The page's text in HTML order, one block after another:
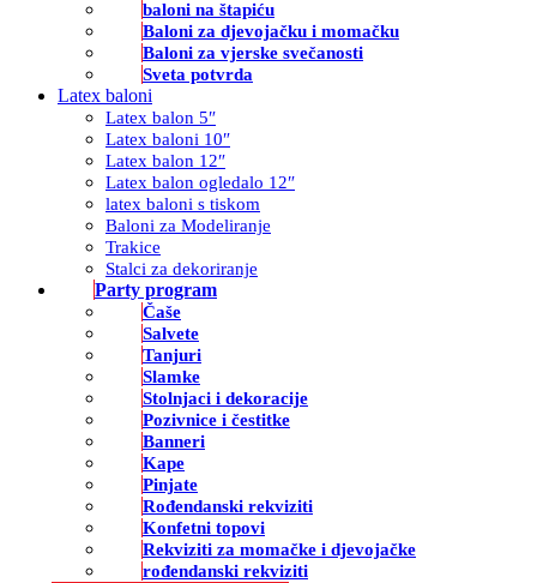
baloni na štapiću
Baloni za djevojačku i momačku
Baloni za vjerske svečanosti
Sveta potvrda
Latex baloni
Latex balon 5″
Latex baloni 10″
Latex balon 12″
Latex balon ogledalo 12″
latex baloni s tiskom
Baloni za Modeliranje
Trakice
Stalci za dekoriranje
Party program
Čaše
Salvete
Tanjuri
Slamke
Stolnjaci i dekoracije
Pozivnice i čestitke
Banneri
Kape
Pinjate
Rođendanski rekviziti
Konfetni topovi
Rekviziti za momačke i djevojačke
rođendanski rekviziti